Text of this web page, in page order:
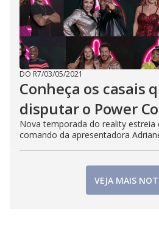
DO R7/03/05/2021
Conheça os casais
disputar o Power
Nova temporada do reality estreia
comando da apresentadora
VEJA MAIS